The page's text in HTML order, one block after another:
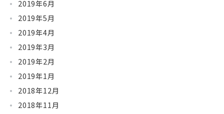
2019年6月
2019年5月
2019年4月
2019年3月
2019年2月
2019年1月
2018年12月
2018年11月